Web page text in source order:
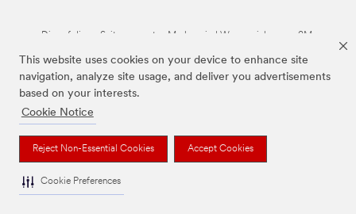
This website uses cookies on your device to enhance site
navigation, analyze site usage, and deliver you advertisements
based on your interests.
Cookie Notice
Reject Non-Essential Cookies Accept Cookies
Cookie Preferences
Die auf dieser Seite genannten Marken sind Warenzeichen von 3M.